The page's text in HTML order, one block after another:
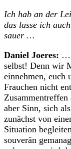
Ich hab an der
das lasse ich
sauer …
Daniel Joeres: …
selbst! Denn wir
einnehmen, euch
Frauchen nicht
Zusammentreffen
aber Sinn, sich
zunächst von
Situation
souverän